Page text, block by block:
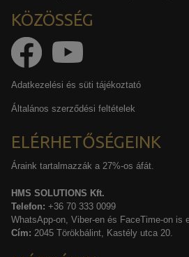
KÖZÖSSÉG
Adatkezelési és süti tájékoztató
Általános szerződési feltételek
ELÉRHETŐSÉGEINK
Áraink tartalmazzák a 27%-os áfát.
HMS SOLUTIONS Kft.
Telefon: +36 70 333 0099
WhatsApp-on, Viber-en és FaceTime-on is
Cím: 2045 Törökbálint, Kastély utca 20.